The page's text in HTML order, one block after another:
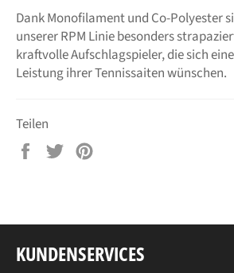
Dank Monofilament und Co-Polyester
unserer RPM Linie besonders
kraftvolle Aufschlagspieler, die sich
Leistung ihrer Tennissaiten wünschen.
Teilen
Auf
Auf
KUNDENSERVICES